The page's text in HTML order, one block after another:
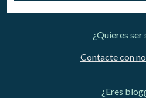
¿Quieres ser
Contacte con
¿Eres